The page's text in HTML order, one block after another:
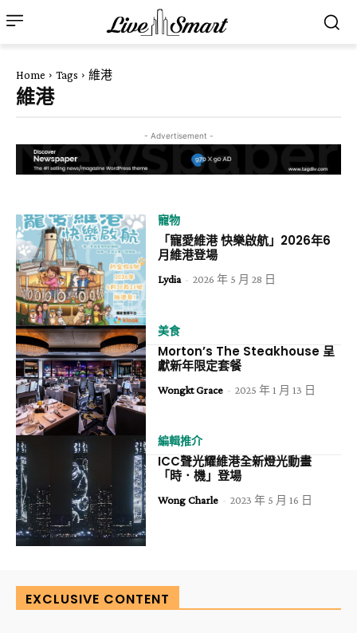
Home Tags 維港
維港
- Advertisement -
寵物
「寵愛維港 快樂啟航」2026年6
月維港登場
Lydia - 2026 年 5 月 28 日
美食
Morton’s The Steakhouse 呈
獻新年限定套餐
Wongkt Grace - 2025 年 1 月 13 日
編輯推介
ICC聲光耀維港全新燈光動畫
「時．機」登場
Wong Charle - 2023 年 5 月 16 日
EXCLUSIVE CONTENT